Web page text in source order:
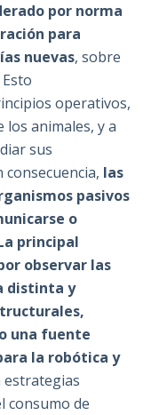
por norma
para
nuevas, sobre
operativos,
animales, y a
sus
consecuencia, las
pasivos
o
principal
observar las
distinta y
una fuente
la robótica y
estrategias
consumo de